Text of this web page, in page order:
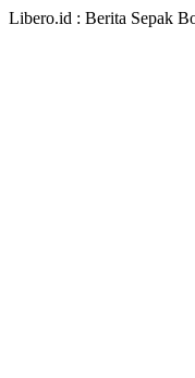
Libero.id : Berita Sepak